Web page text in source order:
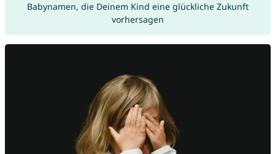
Babynamen, die Deinem Kind eine glückliche Zukunft
vorhersagen